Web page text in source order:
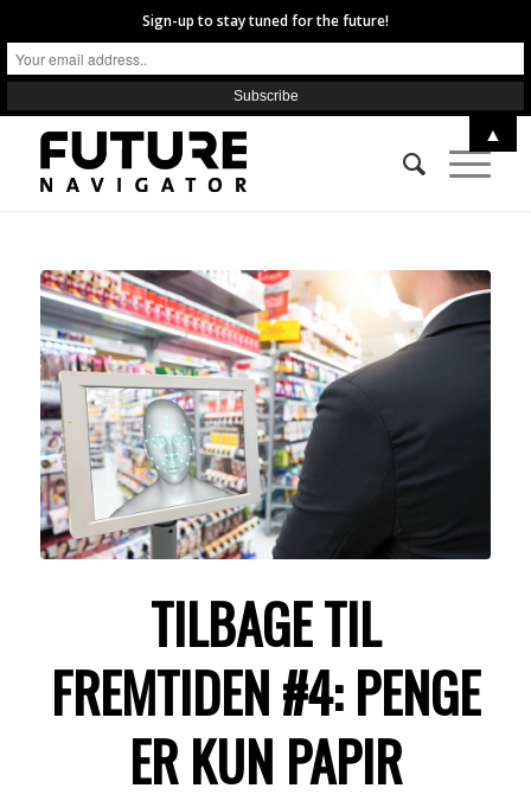
TILBAGE TIL
FREMTIDEN #4: PENGE
ER KUN PAPIR
Sign-up to stay tuned for the future!
▲